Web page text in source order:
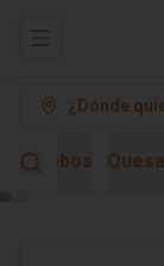
Abrir menu de
¿Dónde
Combos